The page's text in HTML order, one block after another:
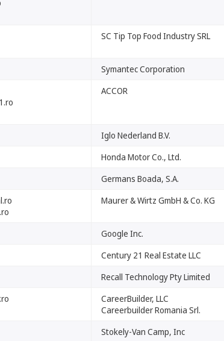
SC Tip Top Food Industry SRL
Symantec Corporation
ACCOR
Iglo Nederland B.V.
Honda Motor Co., Ltd.
Germans Boada, S.A.
Maurer & Wirtz GmbH & Co. KG
Google Inc.
Century 21 Real Estate LLC
Recall Technology Pty Limited
CareerBuilder, LLC
Careerbuilder Romania Srl.
Stokely-Van Camp, Inc